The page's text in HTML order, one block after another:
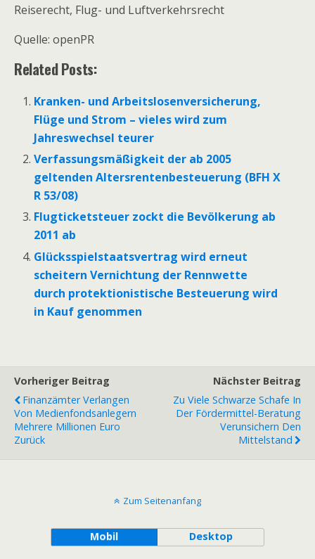
Reiserecht, Flug- und Luftverkehrsrecht
Quelle: openPR
Related Posts:
Kranken- und Arbeitslosenversicherung,
Flüge und Strom – vieles wird zum
Jahreswechsel teurer
Verfassungsmäßigkeit der ab 2005
geltenden Altersrentenbesteuerung (BFH X
R 53/08)
Flugticketsteuer zockt die Bevölkerung ab
2011 ab
Glücksspielstaatsvertrag wird erneut
scheitern Vernichtung der Rennwette
durch protektionistische Besteuerung wird
in Kauf genommen
Vorheriger Beitrag
Finanzämter Verlangen
Von Medienfondsanlegern
Mehrere Millionen Euro
Zurück
Nächster Beitrag
Zu Viele Schwarze Schafe In
Der Fördermittel-Beratung
Verunsichern Den
Mittelstand
Zum Seitenanfang
Mobil Desktop